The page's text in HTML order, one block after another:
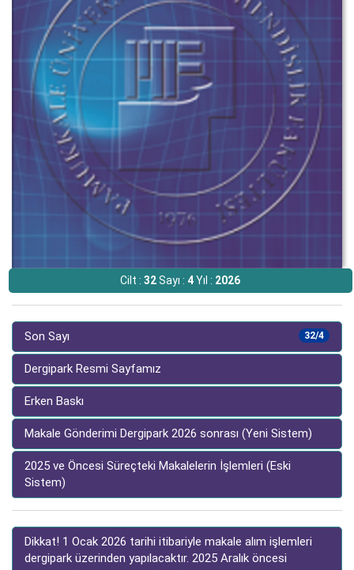
Cilt :32Sayı :4Yıl : 2026
32/4
Son Sayı
Dergipark Resmi Sayfamız
Erken Baskı
Makale Gönderimi Dergipark 2026 sonrası (Yeni Sistem)
2025 ve Öncesi Süreçteki Makalelerin İşlemleri (Eski
Sistem)
Dikkat! 1 Ocak 2026 tarihi itibariyle makale alım işlemleri
dergipark üzerinden yapılacaktır. 2025 Aralık öncesi